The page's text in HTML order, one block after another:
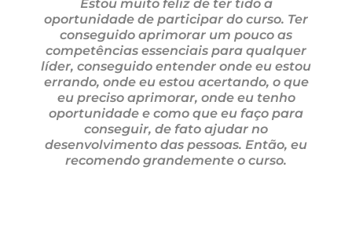
Estou muito feliz de ter tido a
oportunidade de participar do curso. Ter
conseguido aprimorar um pouco as
competências essenciais para qualquer
líder, conseguido entender onde eu estou
errando, onde eu estou acertando, o que
eu preciso aprimorar, onde eu tenho
oportunidade e como que eu faço para
conseguir, de fato ajudar no
desenvolvimento das pessoas. Então, eu
recomendo grandemente o curso.